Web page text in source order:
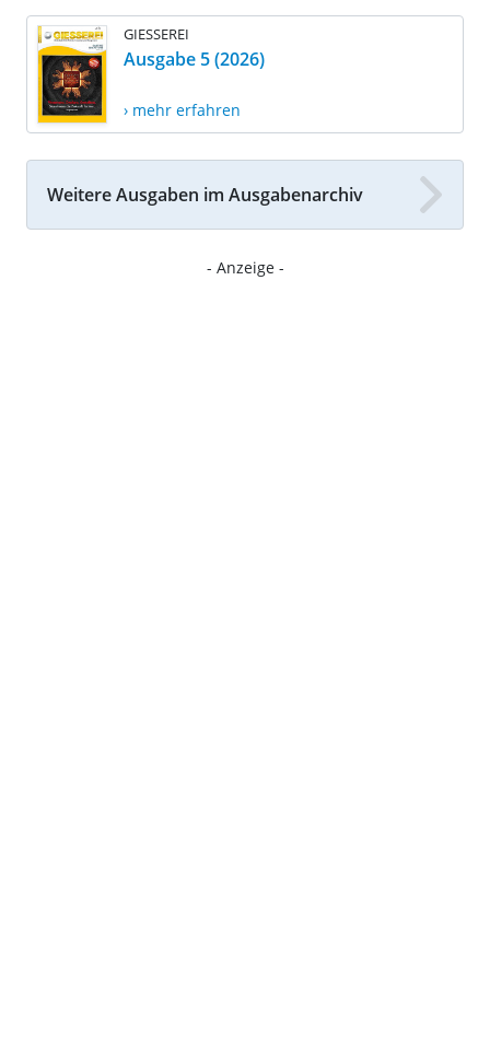
GIESSEREI
Ausgabe 5 (2026)
› mehr erfahren
Weitere Ausgaben im Ausgabenarchiv
- Anzeige -